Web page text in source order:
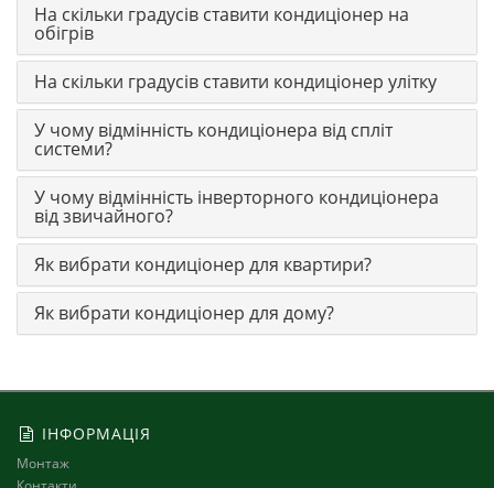
Побутовий кондиціонер 25 м2Bergen за доступною
ціною, з можливістю купити по всій території України,
офіційною гарантією від торгової марки Bergen.
На скільки градусів ставити кондиціонер на
обігрів
На скільки градусів ставити кондиціонер улітку
У чому відмінність кондиціонера від спліт
системи?
У чому відмінність інверторного кондиціонера
від звичайного?
Як вибрати кондиціонер для квартири?
Як вибрати кондиціонер для дому?
ІНФОРМАЦІЯ
Монтаж